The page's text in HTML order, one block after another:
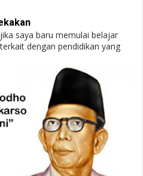
saya baru memulai belajar
dengan pendidikan yang